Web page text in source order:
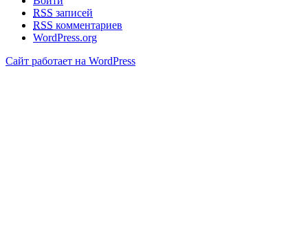
RSS записей
RSS комментариев
WordPress.org
Сайт работает на WordPress